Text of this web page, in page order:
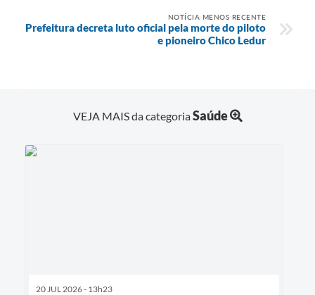
NOTÍCIA MENOS RECENTE
Prefeitura decreta luto oficial pela morte do piloto
e pioneiro Chico Ledur
VEJA MAIS da categoriaSaúde
20 JUL 2026 - 13h23